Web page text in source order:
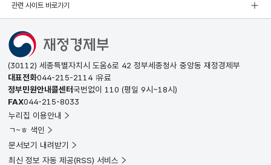
관련 사이트 바로가기
(30112) 세종특별자치시 도움6로 42 정부세종청사 중앙동 재정경제부
대표전화044-215-2114 유료
정부민원안내콜센터국번없이 110 (평일 9시~18시)
FAX044-215-8033
누리집 이용안내
ㄱ~ㅎ 색인
문서보기 내려받기
최신 정보 자동 제공(RSS) 서비스